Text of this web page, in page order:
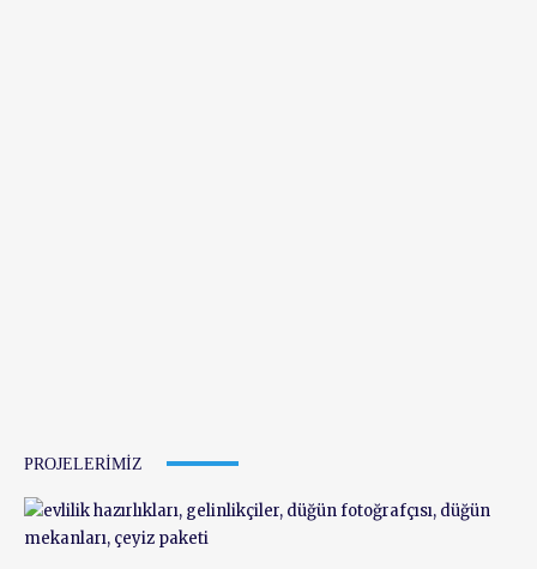
PROJELERIMIZ